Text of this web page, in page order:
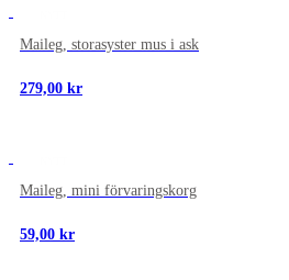
Maileg, storasyster mus i ask
279,00 kr
Maileg, mini förvaringskorg
59,00 kr